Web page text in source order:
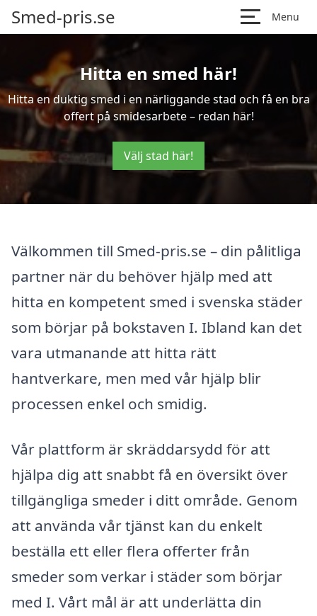
Smed-pris.se Menu
Hitta en smed här!
Hitta en duktig smed i en närliggande stad och få en bra
offert på smidesarbete – redan här!
Välj stad här!
Välkommen till Smed-pris.se – din pålitliga
partner när du behöver hjälp med att
hitta en kompetent smed i svenska städer
som börjar på bokstaven I. Ibland kan det
vara utmanande att hitta rätt
hantverkare, men med vår hjälp blir
processen enkel och smidig.
Vår plattform är skräddarsydd för att
hjälpa dig att snabbt få en översikt över
tillgängliga smeder i ditt område. Genom
att använda vår tjänst kan du enkelt
beställa ett eller flera offerter från
smeder som verkar i städer som börjar
med I. Vårt mål är att underlätta din